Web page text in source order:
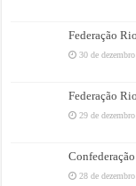
Federação
30 de
Federação
29 de
28 de